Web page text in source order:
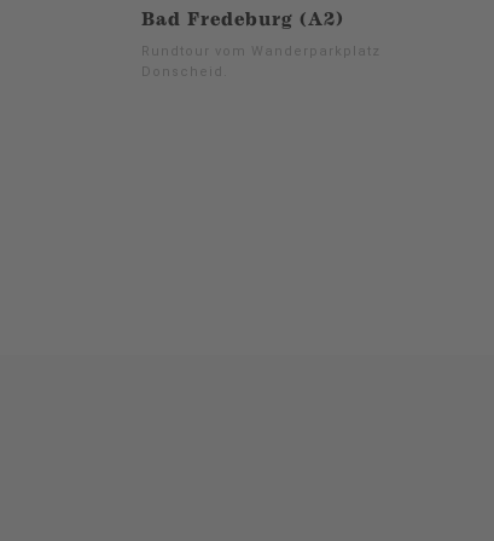
Bad Fredeburg (A2)
Rundtour vom Wanderparkplatz
Donscheid.